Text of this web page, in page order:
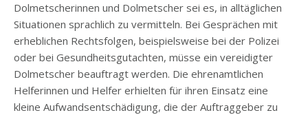
Dolmetscherinnen und Dolmetscher sei es, in alltäglichen
Situationen sprachlich zu vermitteln. Bei Gesprächen mit
erheblichen Rechtsfolgen, beispielsweise bei der Polizei
oder bei Gesundheitsgutachten, müsse ein vereidigter
Dolmetscher beauftragt werden. Die ehrenamtlichen
Helferinnen und Helfer erhielten für ihren Einsatz eine
kleine Aufwandsentschädigung, die der Auftraggeber zu